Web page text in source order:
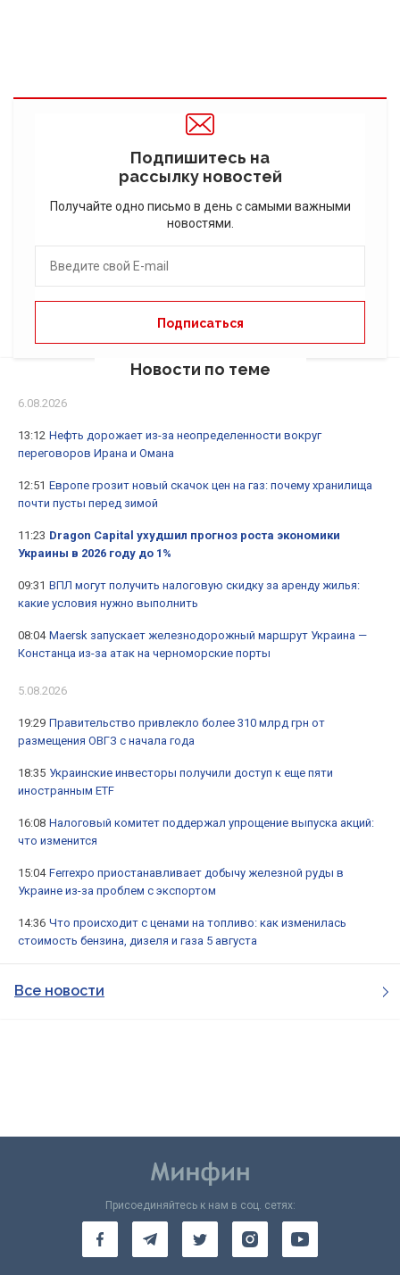
Подпишитесь на
рассылку новостей
Получайте одно письмо в день с самыми важными
новостями.
Новости по теме
6.08.2026
13:12 Нефть дорожает из-за неопределенности вокруг
переговоров Ирана и Омана
12:51 Европе грозит новый скачок цен на газ: почему хранилища
почти пусты перед зимой
11:23 Dragon Capital ухудшил прогноз роста экономики
Украины в 2026 году до 1%
09:31 ВПЛ могут получить налоговую скидку за аренду жилья:
какие условия нужно выполнить
08:04 Maersk запускает железнодорожный маршрут Украина —
Констанца из-за атак на черноморские порты
5.08.2026
19:29 Правительство привлекло более 310 млрд грн от
размещения ОВГЗ с начала года
18:35 Украинские инвесторы получили доступ к еще пяти
иностранным ETF
16:08 Налоговый комитет поддержал упрощение выпуска акций:
что изменится
15:04 Ferrexpo приостанавливает добычу железной руды в
Украине из-за проблем с экспортом
14:36 Что происходит с ценами на топливо: как изменилась
стоимость бензина, дизеля и газа 5 августа
Все новости
Присоединяйтесь к нам в соц. сетях: